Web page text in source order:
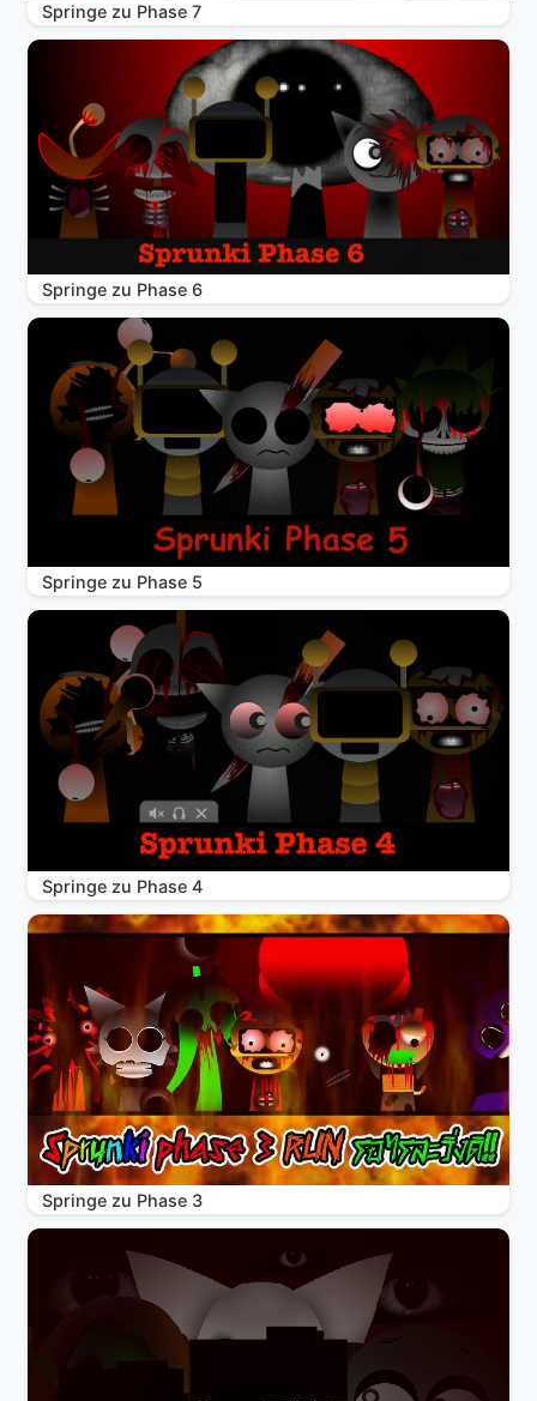
Springe zu Phase 7
Springe zu Phase 6
Springe zu Phase 5
Springe zu Phase 4
Springe zu Phase 3